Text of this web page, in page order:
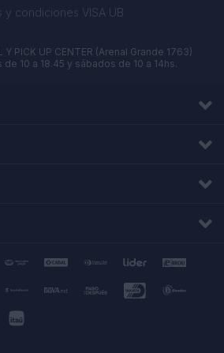
y condiciones VISA UB
Y PICK UP CENTER (Arenal Grande 1763)
10 a 18.45 y sábados de 10 a 14hs.